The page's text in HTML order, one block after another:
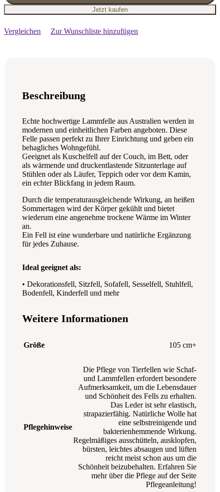
Jetzt kaufen
Vergleichen Zur Wunschliste hinzufügen
Beschreibung
Echte hochwertige Lammfelle aus Australien werden in
modernen und einheitlichen Farben angeboten. Diese
Felle passen perfekt zu Ihrer Einrichtung und geben ein
behagliches Wohngefühl.
Geeignet als Kuschelfell auf der Couch, im Bett, oder
als wärmende und druckentlastende Sitzunterlage auf
Stühlen oder als Läufer, Teppich oder vor dem Kamin,
ein echter Blickfang in jedem Raum.
Durch die temperaturausgleichende Wirkung, an heißen
Sommertagen wird der Körper gekühlt und bietet
wiederum eine angenehme trockene Wärme im Winter
an.
Ein Fell ist eine wunderbare und natürliche Ergänzung
für jedes Zuhause.
Ideal geeignet als:
• Dekorationsfell, Sitzfell, Sofafell, Sesselfell, Stuhlfell,
Bodenfell, Kinderfell und mehr
Weitere Informationen
Größe 105 cm+
Pflegehinweise
Die Pflege von Tierfellen wie Schaf-
und Lammfellen erfordert besondere
Aufmerksamkeit, um die Lebensdauer
und Schönheit des Fells zu erhalten.
Das Leder ist sehr elastisch,
strapazierfähig. Natürliche Wolle hat
eine selbstreinigende und
bakterienhemmende Wirkung.
Regelmäßiges ausschütteln, ausklopfen,
bürsten, leichtes absaugen und lüften
reicht meist schon aus um die
Schönheit beizubehalten. Erfahren Sie
mehr über die Pflege auf der Seite
Pflegeanleitung!